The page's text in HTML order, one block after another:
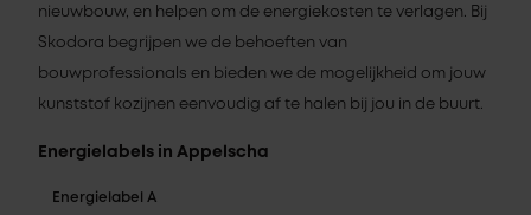
nieuwbouw, en helpen om de energiekosten te verlagen. Bij
Skodora begrijpen we de behoeften van
bouwprofessionals en bieden we de mogelijkheid om jouw
kunststof kozijnen eenvoudig af te halen bij jou in de buurt.
Energielabels in Appelscha
Energielabel A